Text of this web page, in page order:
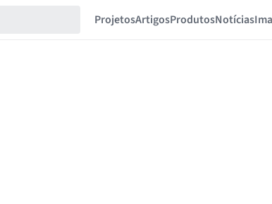
ProjetosArtigosProdutosNotícias